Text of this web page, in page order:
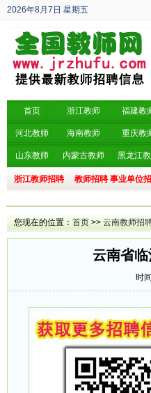
2026年8月7日 星期五
丙午年 六月廿五
首页 浙江教师 福建教
河北教师 海南教师 重庆教
山东教师 内蒙古教师 黑龙江
浙江教师招聘 教师招聘 事业单位
您现在的位置： 首页 >> 云南教师招
云南省
时